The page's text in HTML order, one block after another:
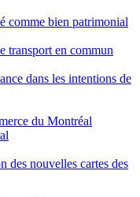
comme bien patrimonial
transport en commun
dans les intentions de
du Montréal
des nouvelles cartes des